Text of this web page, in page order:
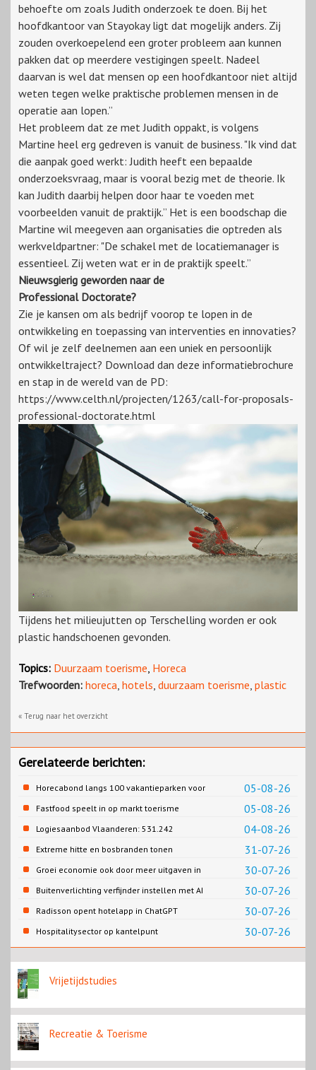
behoefte om zoals Judith onderzoek te doen. Bij het
hoofdkantoor van Stayokay ligt dat mogelijk anders. Zij
zouden overkoepelend een groter probleem aan kunnen
pakken dat op meerdere vestigingen speelt. Nadeel
daarvan is wel dat mensen op een hoofdkantoor niet altijd
weten tegen welke praktische problemen mensen in de
operatie aan lopen.”
Het probleem dat ze met Judith oppakt, is volgens
Martine heel erg gedreven is vanuit de business. "Ik vind dat
die aanpak goed werkt: Judith heeft een bepaalde
onderzoeksvraag, maar is vooral bezig met de theorie. Ik
kan Judith daarbij helpen door haar te voeden met
voorbeelden vanuit de praktijk.” Het is een boodschap die
Martine wil meegeven aan organisaties die optreden als
werkveldpartner: "De schakel met de locatiemanager is
essentieel. Zij weten wat er in de praktijk speelt.”
Nieuwsgierig geworden naar de
Professional Doctorate?
Zie je kansen om als bedrijf voorop te lopen in de
ontwikkeling en toepassing van interventies en innovaties?
Of wil je zelf deelnemen aan een uniek en persoonlijk
ontwikkeltraject? Download dan deze informatiebrochure
en stap in de wereld van de PD:
https://www.celth.nl/projecten/1263/call-for-proposals-
professional-doctorate.html
Tijdens het milieujutten op Terschelling worden er ook
plastic handschoenen gevonden.
Topics: Duurzaam toerisme Horeca
Trefwoorden: horeca hotels duurzaam toerisme plastic
« Terug naar het overzicht
Gerelateerde berichten:
05-08-26
Horecabond langs 100 vakantieparken voor
Cao-recreatie
05-08-26
Fastfood speelt in op markt toerisme
04-08-26
Logiesaanbod Vlaanderen: 531.242
slaapplaatsen
31-07-26
Extreme hitte en bosbranden tonen
noodzaak snellere verduurzaming
30-07-26
Groei economie ook door meer uitgaven in
horeca
30-07-26
Buitenverlichting verfijnder instellen met AI
30-07-26
Radisson opent hotelapp in ChatGPT
30-07-26
Hospitalitysector op kantelpunt
Vrijetijdstudies
Recreatie & Toerisme